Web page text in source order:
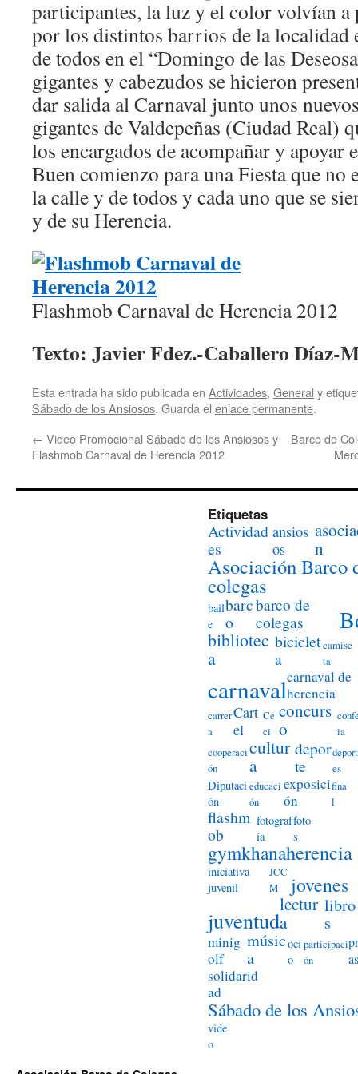
participantes, la luz y el color volvían a
por los distintos barrios de la localidad
de todos en el “Domingo de las
gigantes y cabezudos se hicieron
dar salida al Carnaval junto unos
gigantes de Valdepeñas (Ciudad Real)
los encargados de acompañar y apoyar
Buen comienzo para una Fiesta que no
la calle y de todos y cada uno que se
y de su Herencia.
Flashmob Carnaval de Herencia 2012
Texto: Javier Fdez.-Caballero Díaz-
Esta entrada ha sido publicada en Actividades, General y
Sábado de los Ansiosos. Guarda el enlace permanente.
← Video Promocional Sábado de los Ansiosos y
Flashmob Carnaval de Herencia 2012
Barco de
Etiquetas
Actividad
es
ansios
os
n
Asociación Barco
colegas
bail
e
barc
o
barco de
colegas
bibliotec
a
biciclet
a
camise
ta
carnavalcarnaval de
herencia
carrer
a
Cart
el
Ce
ci
concurs
o
ia
cooperaci
ón
cultur
a
depor
te
deport
es
Diputaci
ón
educaci
ón
exposici
ón
fina
l
flashm
ob
fotograf
ía
foto
s
gymkhanaherencia
iniciativa
juvenil
JCC
M
jovenes
juventud
lectur
a
libro
s
minig
olf
músic
a
oci
o
participaci
ón
as
solidarid
ad
Sábado de los
vide
o